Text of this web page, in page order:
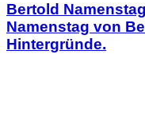
Bertold
Namenstag von
Hintergründe.